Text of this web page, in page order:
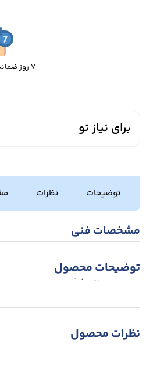
7 روز ضمانت بازگشت کالا
برای نیاز تو
توضیحات نظرات
مشخصات فنی
توضیحات محصول
اطلاعات بیشتر
نظرات محصول